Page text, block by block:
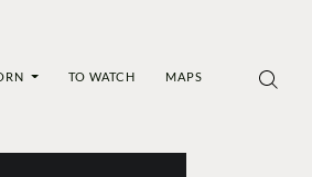
TO WATCH MAPS